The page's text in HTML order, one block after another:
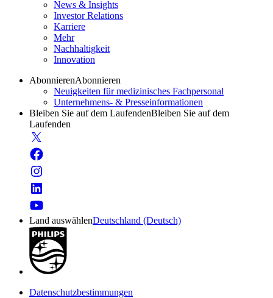
News & Insights
Investor Relations
Karriere
Mehr
Nachhaltigkeit
Innovation
AbonnierenAbonnieren
Neuigkeiten für medizinisches Fachpersonal
Unternehmens- & Presseinformationen
Bleiben Sie auf dem LaufendenBleiben Sie auf dem
Laufenden
Land auswählenDeutschland (Deutsch)
Datenschutzbestimmungen